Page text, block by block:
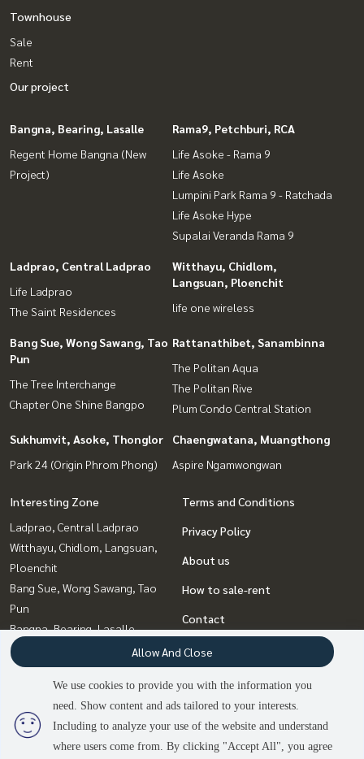
3 people are viewing
Townhouse
Sale
Rent
Our project
Bangna, Bearing, Lasalle
Regent Home Bangna (New
Project)
Rama9, Petchburi, RCA
Life Asoke - Rama 9
Life Asoke
Lumpini Park Rama 9 - Ratchada
Life Asoke Hype
Supalai Veranda Rama 9
Ladprao, Central Ladprao
Life Ladprao
The Saint Residences
Witthayu, Chidlom,
Langsuan, Ploenchit
life one wireless
Bang Sue, Wong Sawang, Tao
Pun
The Tree Interchange
Chapter One Shine Bangpo
Rattanathibet, Sanambinna
The Politan Aqua
The Politan Rive
Plum Condo Central Station
Sukhumvit, Asoke, Thonglor
Park 24 (Origin Phrom Phong)
Chaengwatana, Muangthong
Aspire Ngamwongwan
Interesting Zone
Ladprao, Central Ladprao
Witthayu, Chidlom, Langsuan,
Ploenchit
Bang Sue, Wong Sawang, Tao
Pun
Bangna, Bearing, Lasalle
Chaengwatana, Muangthong
Rattanathibet, Sanambinna
Sukhumvit, Asoke, Thonglor
Rama9, Petchburi, RCA
Terms and Conditions
Privacy Policy
About us
How to sale-rent
Contact
We use cookies to provide you with the information you
need. Show content and ads tailored to your interests.
Including to analyze your use of the website and understand
where users come from. By clicking "Accept All", you agree
Allow And Close